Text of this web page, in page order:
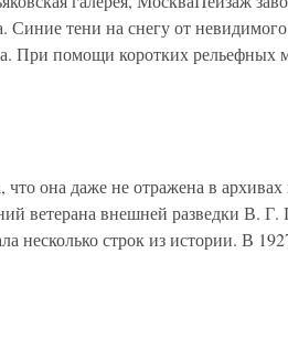
тени на снегу от невидимого
При помощи коротких рельефных
она даже не отражена в
ветерана внешней разведки В. Г.
несколько строк из истории. В